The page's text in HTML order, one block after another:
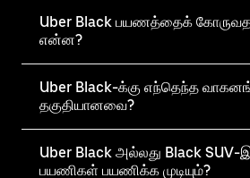
Uber Black பயணத்தைக்
என்ன?
Uber Black-க்கு எந்தெந்த
தகுதியானவை?
Uber Black அல்லது Black
பயணிகள் பயணிக்க முடியும்?